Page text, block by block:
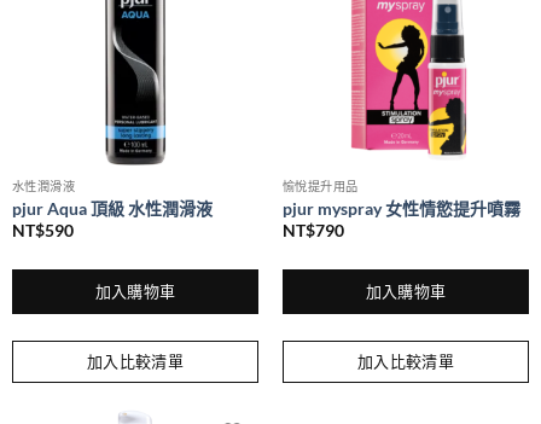
水性潤滑液
pjur Aqua 頂級 水性潤滑液
NT$590
加入購物車
加入比較清單
愉悅提升用品
pjur myspray 女性情慾提升噴霧
NT$790
加入購物車
加入比較清單